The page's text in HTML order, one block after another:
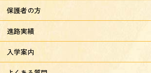
保護者の方
進路実績
入学案内